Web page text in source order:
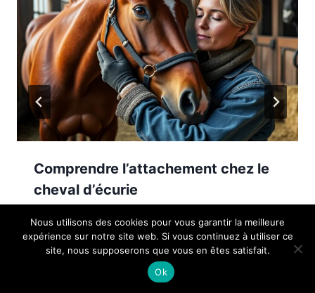
Comprendre l’attachement chez le
cheval d’écurie
Nous utilisons des cookies pour vous garantir la meilleure
expérience sur notre site web. Si vous continuez à utiliser ce
site, nous supposerons que vous en êtes satisfait.
Ok